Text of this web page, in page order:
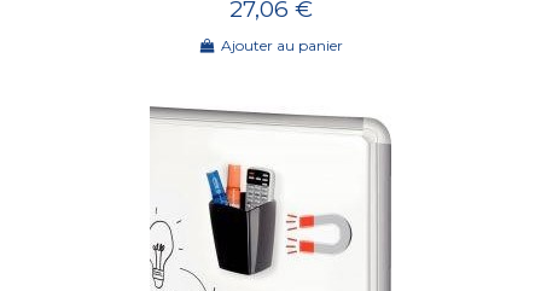
27,06 €
Ajouter au panier